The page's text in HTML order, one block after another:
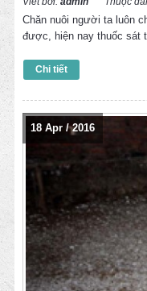
Chăn nuôi người ta luôn
được, hiện nay thuốc sát
Chi tiết
18 Apr /2016